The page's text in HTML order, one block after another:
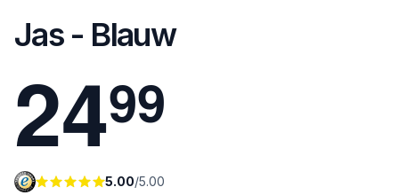
Jas - Blauw
2499
5.00/5.00